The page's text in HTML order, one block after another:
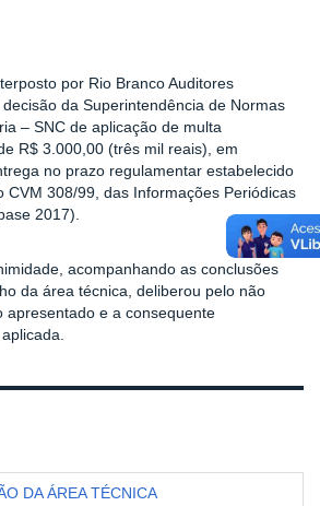
por Rio Branco Auditores
da Superintendência de Normas
– SNC de aplicação de multa
R$ 3.000,00 (três mil reais), em
no prazo regulamentar estabelecido
CVM 308/99, das Informações Periódicas
2017).
acompanhando as conclusões
da área técnica, deliberou pelo não
apresentado e a consequente
DA ÁREA TÉCNICA